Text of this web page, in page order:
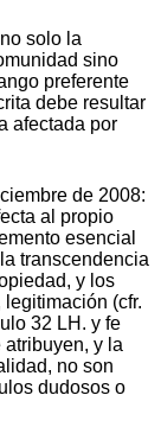
solo la
sino
preferente
debe resultar
afectada por
de 2008:
al propio
esencial
transcendencia
y los
(cfr.
32 LH. y fe
atribuyen, y la
no son
dudosos o